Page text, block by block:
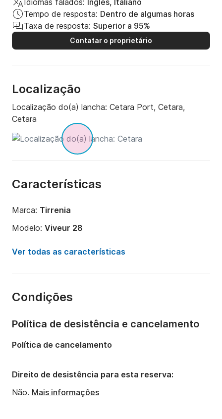
Idiomas falados: Inglês, Italiano
Tempo de resposta: Dentro de algumas horas
Taxa de resposta: Superior a 95%
Contatar o proprietário
Localização
Localização do(a) lancha: Cetara Port, Cetara,
Cetara
Características
Marca: Tirrenia
Modelo: Viveur 28
230cv
Capacidade a bordo:
Ver todas as características
Condições
Política de desistência e cancelamento
Política de cancelamento
Direito de desistência para esta reserva:
Não. Mais informações